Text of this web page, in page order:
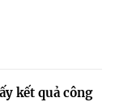
kết quả công